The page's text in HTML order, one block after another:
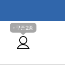
+쿠폰2종